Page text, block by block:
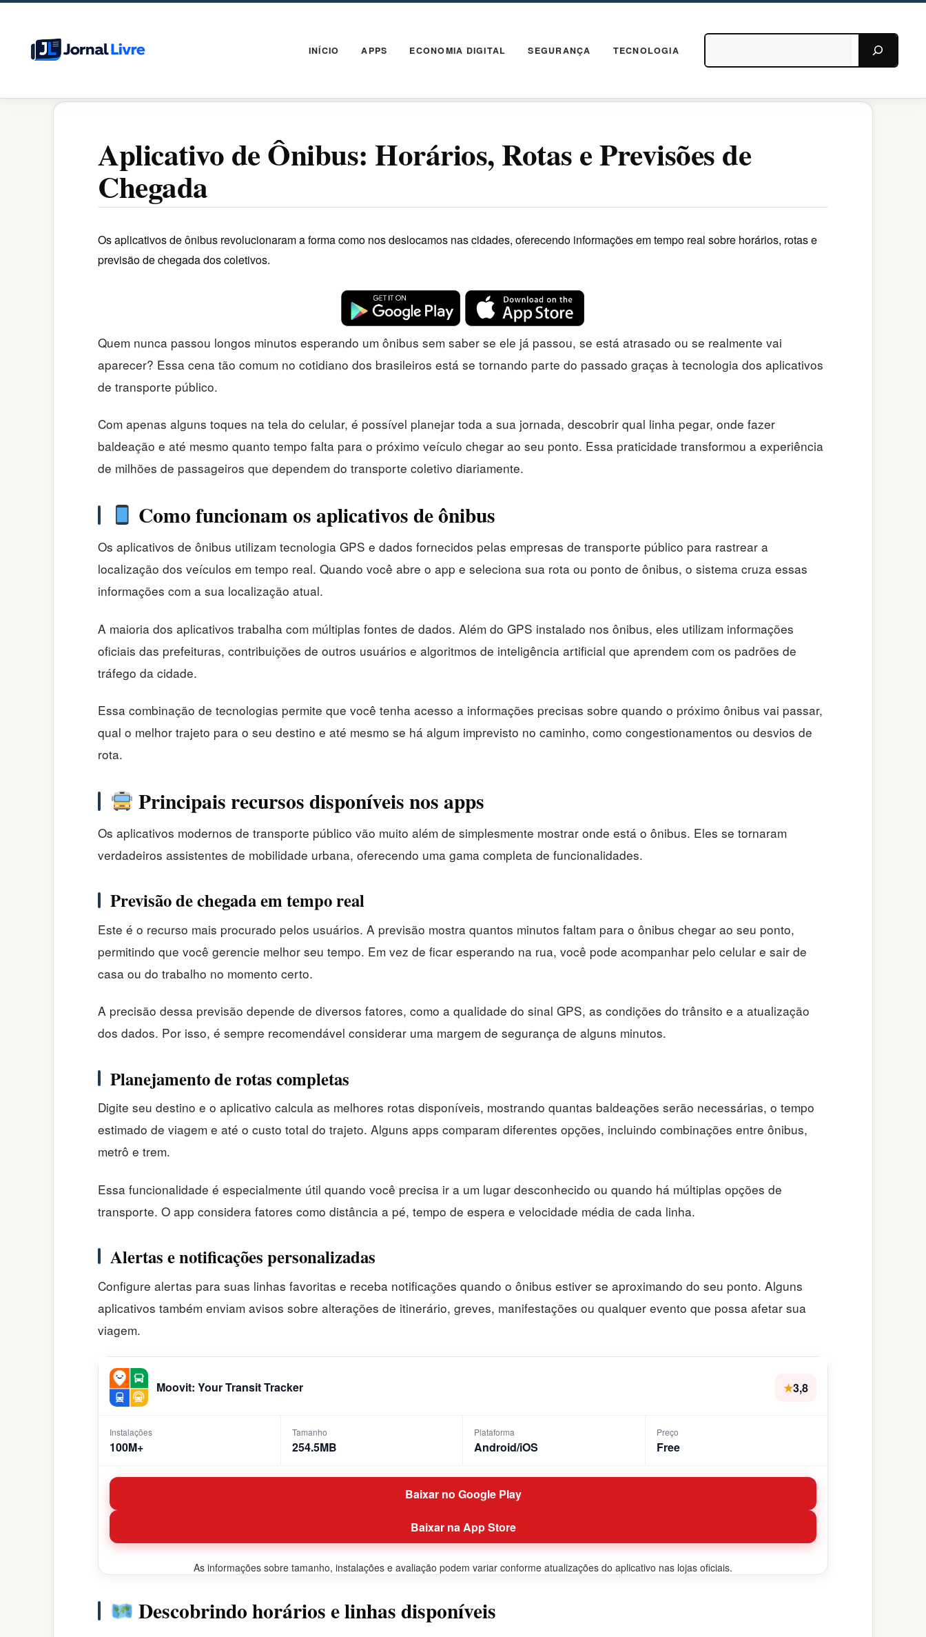
Pular
conteúdo
INÍCIO APPS ECONOMIA DIGITAL SEGURANÇA TECNOLOGIA
Aplicativo de Ônibus: Horários, Rotas e Previsões de
Chegada
Os aplicativos de ônibus revolucionaram a forma como nos deslocamos nas cidades, oferecendo informações em tempo real sobre horários, rotas e
previsão de chegada dos coletivos.
Quem nunca passou longos minutos esperando um ônibus sem saber se ele já passou, se está atrasado ou se realmente vai
aparecer? Essa cena tão comum no cotidiano dos brasileiros está se tornando parte do passado graças à tecnologia dos aplicativos
de transporte público.
Com apenas alguns toques na tela do celular, é possível planejar toda a sua jornada, descobrir qual linha pegar, onde fazer
baldeação e até mesmo quanto tempo falta para o próximo veículo chegar ao seu ponto. Essa praticidade transformou a experiência
de milhões de passageiros que dependem do transporte coletivo diariamente.
Como funcionam os aplicativos de ônibus
Os aplicativos de ônibus utilizam tecnologia GPS e dados fornecidos pelas empresas de transporte público para rastrear a
localização dos veículos em tempo real. Quando você abre o app e seleciona sua rota ou ponto de ônibus, o sistema cruza essas
informações com a sua localização atual.
A maioria dos aplicativos trabalha com múltiplas fontes de dados. Além do GPS instalado nos ônibus, eles utilizam informações
oficiais das prefeituras, contribuições de outros usuários e algoritmos de inteligência artificial que aprendem com os padrões de
tráfego da cidade.
Essa combinação de tecnologias permite que você tenha acesso a informações precisas sobre quando o próximo ônibus vai passar,
qual o melhor trajeto para o seu destino e até mesmo se há algum imprevisto no caminho, como congestionamentos ou desvios de
rota.
Principais recursos disponíveis nos apps
Os aplicativos modernos de transporte público vão muito além de simplesmente mostrar onde está o ônibus. Eles se tornaram
verdadeiros assistentes de mobilidade urbana, oferecendo uma gama completa de funcionalidades.
Previsão de chegada em tempo real
Este é o recurso mais procurado pelos usuários. A previsão mostra quantos minutos faltam para o ônibus chegar ao seu ponto,
permitindo que você gerencie melhor seu tempo. Em vez de ficar esperando na rua, você pode acompanhar pelo celular e sair de
casa ou do trabalho no momento certo.
A precisão dessa previsão depende de diversos fatores, como a qualidade do sinal GPS, as condições do trânsito e a atualização
dos dados. Por isso, é sempre recomendável considerar uma margem de segurança de alguns minutos.
Planejamento de rotas completas
Digite seu destino e o aplicativo calcula as melhores rotas disponíveis, mostrando quantas baldeações serão necessárias, o tempo
estimado de viagem e até o custo total do trajeto. Alguns apps comparam diferentes opções, incluindo combinações entre ônibus,
metrô e trem.
Essa funcionalidade é especialmente útil quando você precisa ir a um lugar desconhecido ou quando há múltiplas opções de
transporte. O app considera fatores como distância a pé, tempo de espera e velocidade média de cada linha.
Alertas e notificações personalizadas
Configure alertas para suas linhas favoritas e receba notificações quando o ônibus estiver se aproximando do seu ponto. Alguns
aplicativos também enviam avisos sobre alterações de itinerário, greves, manifestações ou qualquer evento que possa afetar sua
viagem.
Moovit: Your Transit Tracker ★3,8
Instalações
100M+
Tamanho
254.5MB
Plataforma
Android/iOS
Preço
Free
Baixar no Google Play
Baixar na App Store
As informações sobre tamanho, instalações e avaliação podem variar conforme atualizações do aplicativo nas lojas oficiais.
Descobrindo horários e linhas disponíveis